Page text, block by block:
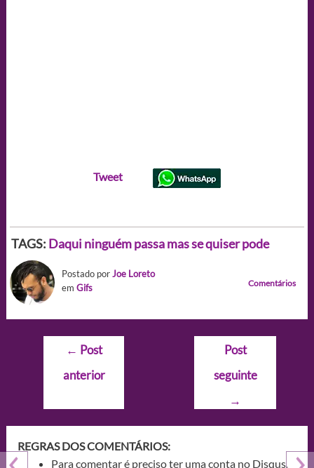
Tweet
TAGS: Daqui ninguém passa mas se quiser pode
Postado porJoe Loreto
em Gifs Comentários
Navegação
Post
← Post
anterior
Post
seguinte
→
REGRAS DOS COMENTÁRIOS:
Para comentar é preciso ter uma conta no Disqus.